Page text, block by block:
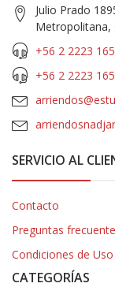
Julio Prado
Metropolitana,
+56 2 2223
+56 2 2223
SERVICIO AL
Contacto
Preguntas
Condiciones de Uso
CATEGORÍAS